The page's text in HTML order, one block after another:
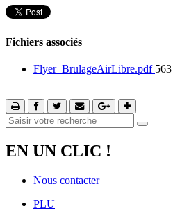
Fichiers associés
Flyer_BrulageAirLibre.pdf
EN UN CLIC !
Nous contacter
PLU